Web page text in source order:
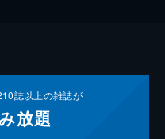
誌以上の雑誌が
放題